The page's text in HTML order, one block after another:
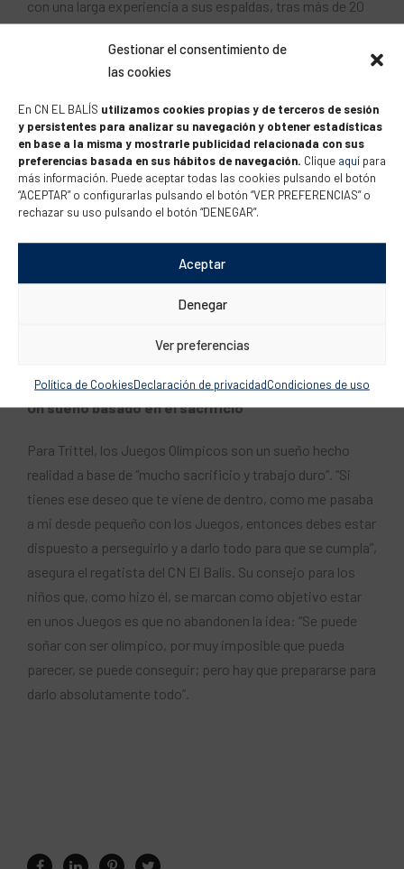
Gestionar el consentimiento de
las cookies
En CN EL BALÍS utilizamos cookies propias y de terceros de sesión
y persistentes para analizar su navegación y obtener estadísticas
en base a la misma y mostrarle publicidad relacionada con sus
preferencias basada en sus hábitos de navegación. Clique aquí para
más información. Puede aceptar todas las cookies pulsando el botón
“ACEPTAR” o configurarlas pulsando el botón “VER PREFERENCIAS” o
rechazar su uso pulsando el botón “DENEGAR”.
Aceptar
Denegar
Ver preferencias
Política de CookiesDeclaración de privacidadCondiciones de uso
con una larga experiencia a sus espaldas, tras más de 20
campeonato como este, con todos los equipos a un nivel
técnico muy elevado, al final se acaba convirtiendo en una
competición mental, para la que tienes que estar
preparado”.
Trittel confía mucho en sus posibilidades en este sentido,
gracias a la fortaleza de su equipo y al trabajo individual
específico: “Somos 4, Tara Pachecho y yo en el barco, y
nuestros entrenadores Gil y Álvaro. Además, trabajamos
con nuestra psicóloga y personalmente hago
llegar preparado y con esa fortaleza mental de saber que te
vas a comer el mundo y que vas a ser capaz de conseguir
Un sueño basado en el sacrificio
Para Trittel, los Juegos Olímpicos son un sueño hecho
realidad a base de “mucho sacrificio y trabajo duro”. “Si
tienes ese deseo que te viene de dentro, como me pasaba
a mi desde pequeño con los Juegos, entonces debes estar
dispuesto a perseguirlo y a darlo todo para que se cumpla”,
asegura el regatista del CN El Balís. Su consejo para los
niños que, como hizo él, se marcan como objetivo estar
en unos Juegos es que no abandonen la idea: “Se puede
soñar con ser olímpico, por muy imposible que pueda
parecer, se puede conseguir; pero hay que prepararse para
darlo absolutamente todo”.